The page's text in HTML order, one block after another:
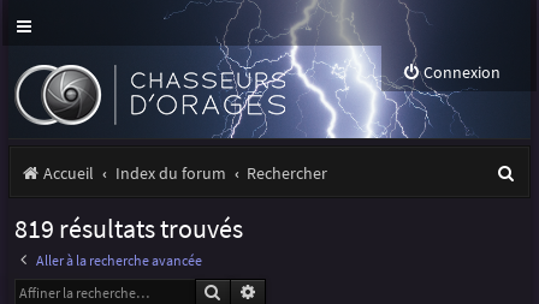
Connexion
Accueil Index du forum Rechercher
819 résultats trouvés
Aller à la recherche avancée
Rechercher